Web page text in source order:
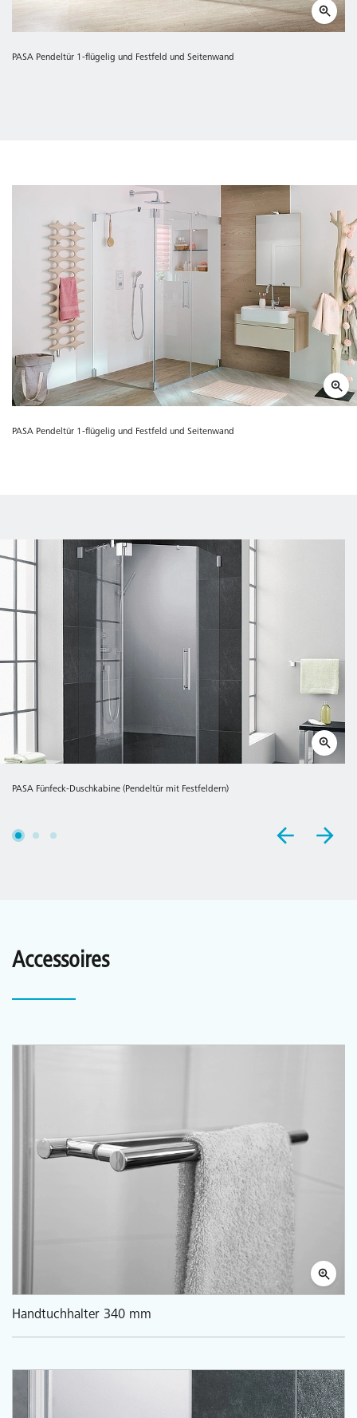
PASA Pendeltür 1-flügelig und Festfeld und Seitenwand
PASA Pendeltür 1-flügelig und Festfeld und Seitenwand
PASA Fünfeck-Duschkabine (Pendeltür mit Festfeldern)
Accessoires
Handtuchhalter 340 mm